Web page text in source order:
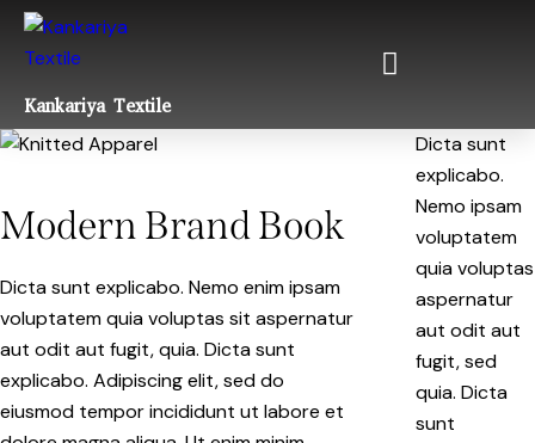
Kankariya Textile
Modern Brand Book
Dicta sunt explicabo. Nemo enim ipsam
voluptatem quia voluptas sit aspernatur
aut odit aut fugit, quia. Dicta sunt
explicabo. Adipiscing elit, sed do
eiusmod tempor incididunt ut labore et
Dicta sunt
explicabo.
Nemo ipsam
voluptatem
quia voluptas
aspernatur
aut odit aut
fugit, sed
quia. Dicta
sunt